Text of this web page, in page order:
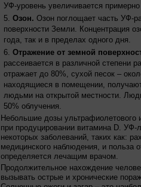
УФ-уровень увеличивается
Озон. Озон поглощает часть УФ-
поверхности Земли. Концентрация
года, так и в пределах одного дня.
Отражение от земной
рассеивается в различной степени
отражает до 80%, сухой песок –
находящиеся в помещении,
людьми на открытой местности.
50% облучения.
Небольшие дозы ультрафиолетового
при продуцировании витамина D.
некоторых заболеваний, таких как:
медицинского наблюдения, и польза
определяется лечащим врачом.
Продолжительное нахождение
вызывать острые и хронические